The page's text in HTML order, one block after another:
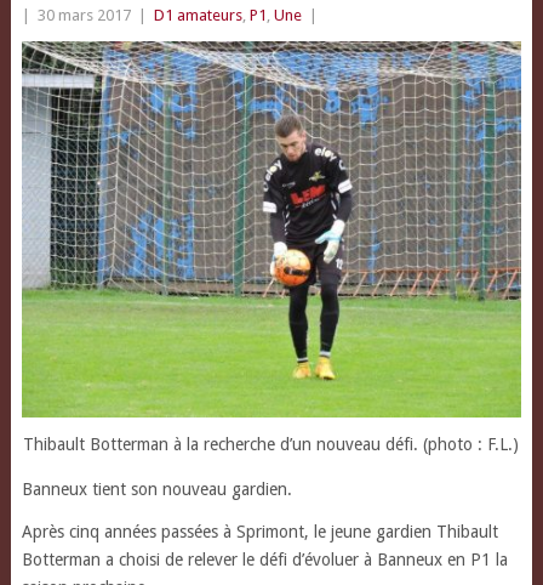
30 mars 2017 D1 amateurs, P1 , Une
Thibault Botterman à la recherche d’un nouveau défi. (photo : F.L.)
Banneux tient son nouveau gardien.
Après cinq années passées à Sprimont, le jeune gardien Thibault
Botterman a choisi de relever le défi d’évoluer à Banneux en P1 la